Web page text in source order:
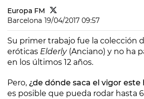
Europa FM
Barcelona 19/04/2017 09:57
Su primer trabajo fue la colección
eróticas Elderly (Anciano) y no ha
en los últimos 12 años.
Pero, ¿de dónde saca el vigor este
es posible que pueda rodar hasta